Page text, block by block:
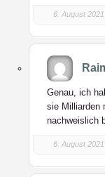
6. August 2021
Genau, ich
sie Milliarden
nachweislich
6. August 2021